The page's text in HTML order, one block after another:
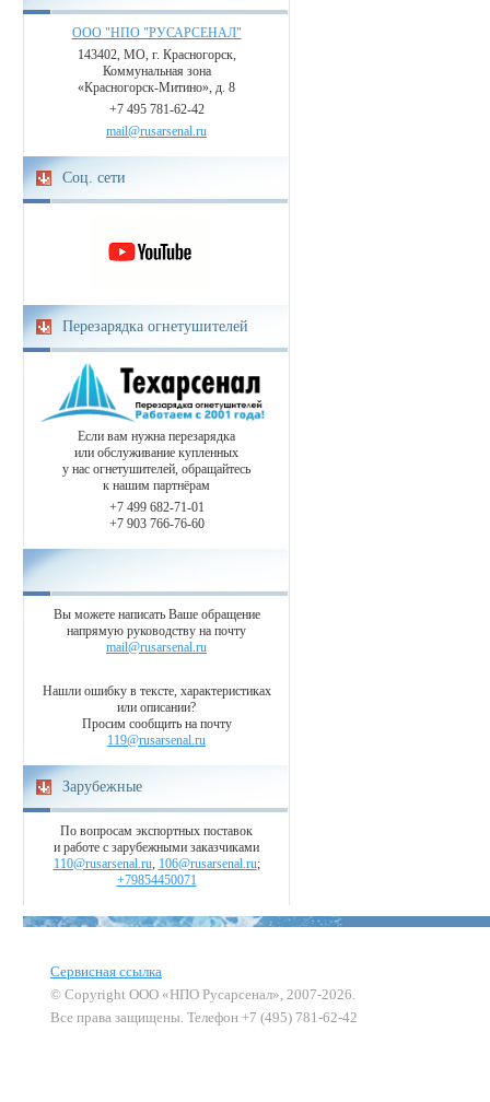
ООО "НПО "РУСАРСЕНАЛ"
143402, МО, г. Красногорск,
Коммунальная зона
«Красногорск-Митино», д. 8
+7 495 781-62-42
mail@rusarsenal.ru
Соц. сети
Перезарядка огнетушителей
Если вам нужна перезарядка
или обслуживание купленных
у нас огнетушителей, обращайтесь
к нашим партнёрам
+7 499 682-71-01
+7 903 766-76-60
Вы можете написать Ваше обращение
напрямую руководству на почту
mail@rusarsenal.ru
Нашли ошибку в тексте, характеристиках
или описании?
Просим сообщить на почту
119@rusarsenal.ru
Зарубежные
По вопросам экспортных поставок
и работе с зарубежными заказчиками
110@rusarsenal.ru, 106@rusarsenal.ru;
+79854450071
Сервисная ссылка
© Copyright ООО «НПО Русарсенал», 2007-2026.
Все права защищены. Телефон +7 (495) 781-62-42